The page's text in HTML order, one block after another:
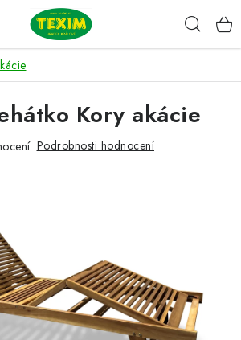
Kory akácie
Podrobnosti hodnocení